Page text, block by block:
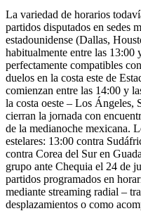
La variedad de horarios
partidos disputados en sedes
estadounidense (Dallas,
habitualmente entre las 13:00
perfectamente compatibles
duelos en la costa este de
comienzan entre las 14:00 y
la costa oeste – Los Ángeles,
cierran la jornada con
de la medianoche mexicana.
estelares: 13:00 contra
contra Corea del Sur en
grupo ante Chequia el 24 de
partidos programados en
mediante streaming radial –
desplazamientos o como